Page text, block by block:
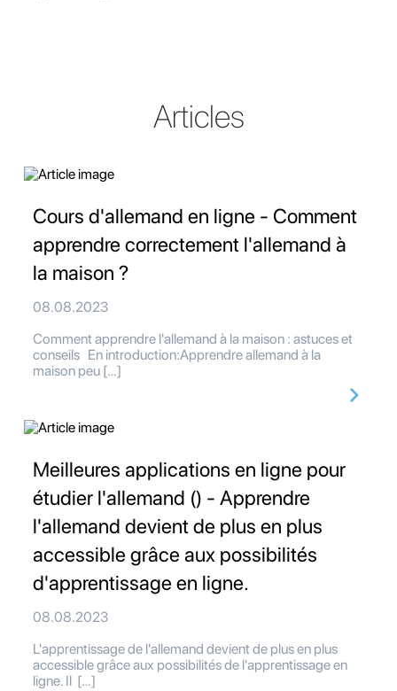
Articles
Cours d'allemand en ligne - Comment
apprendre correctement l'allemand à
la maison ?
08.08.2023
Comment apprendre l'allemand à la maison : astuces et
conseils En introduction:Apprendre allemand à la
maison peu […]
Meilleures applications en ligne pour
étudier l'allemand () - Apprendre
l'allemand devient de plus en plus
accessible grâce aux possibilités
d'apprentissage en ligne.
08.08.2023
L'apprentissage de l'allemand devient de plus en plus
accessible grâce aux possibilités de l'apprentissage en
ligne. Il […]